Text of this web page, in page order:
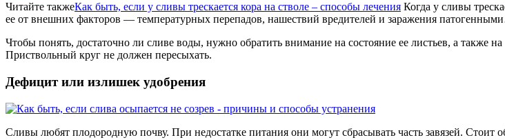
Читайте такжеКак быть, если у сливы трескается кора на стволе – способы лечения Когда у сливы
ее от внешних факторов — температурных перепадов, нашествий вредителей и заражения
Чтобы понять, достаточно ли сливе воды, нужно обратить внимание на состояние ее листьев, а также
Приствольный круг не должен пересыхать.
Дефицит или излишек удобрения
Сливы любят плодородную почву. При недостатке питания они могут сбрасывать часть завязей.